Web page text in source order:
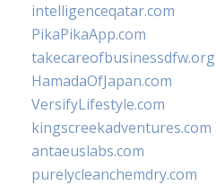
intelligenceqatar.com
PikaPikaApp.com
takecareofbusinessdfw.org
HamadaOfJapan.com
VersifyLifestyle.com
kingscreekadventures.com
antaeuslabs.com
purelycleanchemdry.com